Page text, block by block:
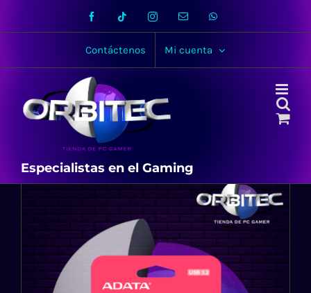
Facebook Tiktok InstagramEmail WhatsApp
Contáctenos Mi cuenta
Especialistas en el Gaming